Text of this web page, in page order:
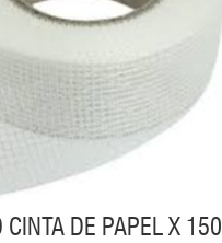
CINTA DE PAPEL X 150